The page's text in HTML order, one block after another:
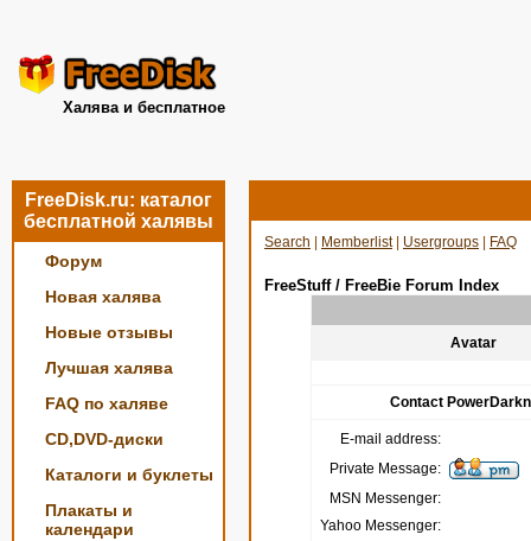
Халява и бесплатное
FreeDisk.ru: каталог
бесплатной халявы
Форум
Новая халява
Новые отзывы
Лучшая халява
FAQ по халяве
CD,DVD-диски
Каталоги и буклеты
Плакаты и
календари
Search Memberlist| Usergroups FAQ
FreeStuff / FreeBie Forum Index
Avatar
Contact
E-mail address:
Private Message:
MSN Messenger:
Yahoo Messenger: